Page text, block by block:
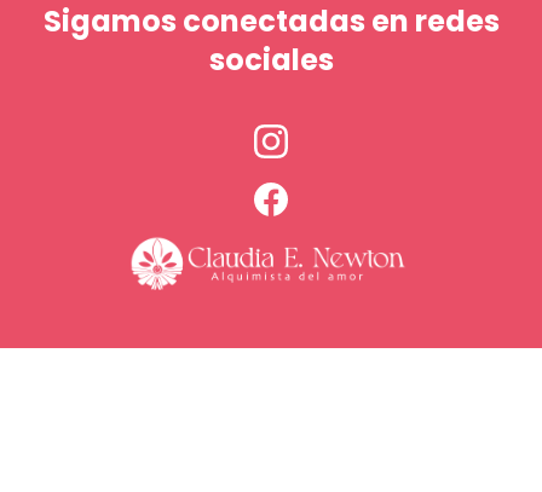
Sigamos conectadas en redes
sociales